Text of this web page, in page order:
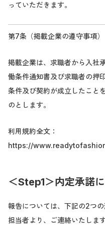
っていただきます。
第7条（掲載企業の遵守事項）
掲載企業は、求職者から入社
働条件通知書及び求職者の押
条件及び契約が成立したこと
のとします。
利用規約全文：
https://
＜Step1＞内定承諾
報告については、下記の2つの
担当者より、ご連絡いたします